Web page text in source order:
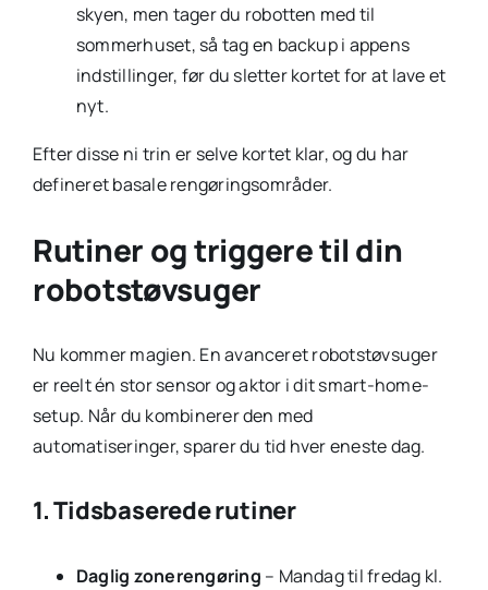
skyen, men tager du robotten med til
sommerhuset, så tag en backup i appens
indstillinger, før du sletter kortet for at lave et
nyt.
Efter disse ni trin er selve kortet klar, og du har
defineret basale rengøringsområder.
Rutiner og triggere til din
robotstøvsuger
Nu kommer magien. En avanceret robotstøvsuger
er reelt én stor sensor og aktor i dit smart-home-
setup. Når du kombinerer den med
automatiseringer, sparer du tid hver eneste dag.
1. Tidsbaserede rutiner
Daglig zonerengøring – Mandag til fredag kl.